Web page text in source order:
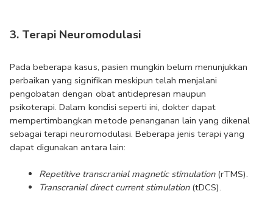
3. Terapi Neuromodulasi
Pada beberapa kasus, pasien mungkin belum menunjukkan
perbaikan yang signifikan meskipun telah menjalani
pengobatan dengan obat antidepresan maupun
psikoterapi. Dalam kondisi seperti ini, dokter dapat
mempertimbangkan metode penanganan lain yang dikenal
sebagai terapi neuromodulasi. Beberapa jenis terapi yang
dapat digunakan antara lain:
Repetitive transcranial magnetic stimulation (rTMS).
Transcranial direct current stimulation (tDCS).